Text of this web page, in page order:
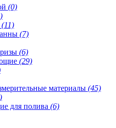
(0)
(11)
(7)
(6)
(29)
материалы (45)
для полива (6)